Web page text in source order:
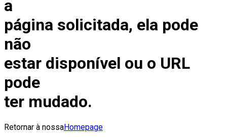
a
página solicitada, ela pode
não
estar disponível ou o URL
pode
ter mudado.
Retornar à nossaHomepage